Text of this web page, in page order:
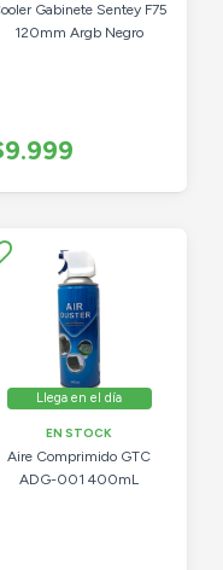
Gabinete Sentey F75
120mm Argb Negro
Llega en el día
EN STOCK
Aire Comprimido GTC
ADG-001 400mL